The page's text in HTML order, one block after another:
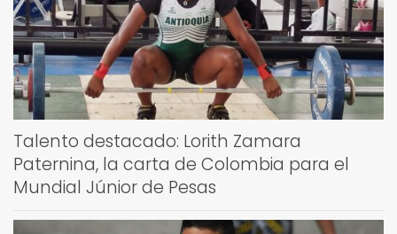
Talento destacado: Lorith Zamara
Paternina, la carta de Colombia para el
Mundial Júnior de Pesas